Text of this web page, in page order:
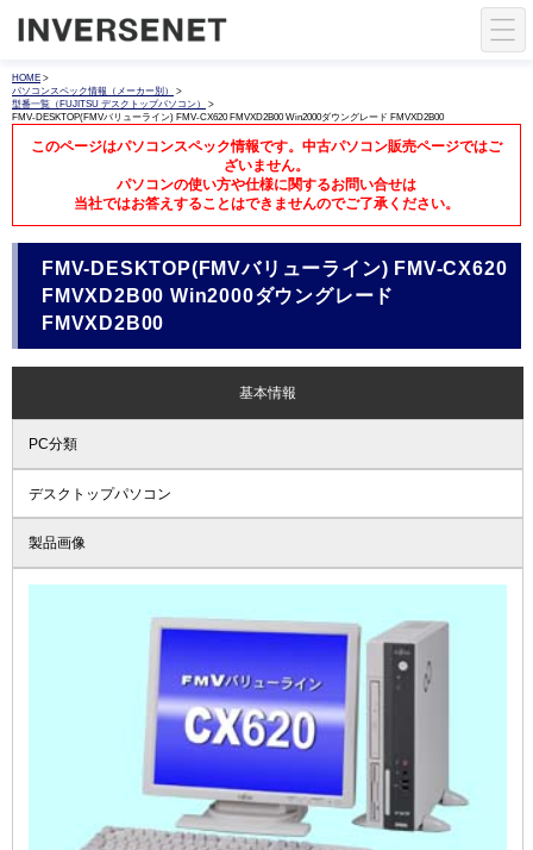
HOME >
パソコンスペック情報（メーカー別）
>
型番一覧（FUJITSU デスクトップパソコン）
>
FMV-DESKTOP(FMVバリューライン) FMV-CX620 FMVXD2B00 Win2000ダウングレード FMVXD2B00
このページはパソコンスペック情報です。中古パソコン販売ページではご
ざいません。
パソコンの使い方や仕様に関するお問い合せは
当社ではお答えすることはできませんのでご了承ください。
FMV-DESKTOP(FMVバリューライン) FMV-CX620
FMVXD2B00 Win2000ダウングレード
FMVXD2B00
基本情報
PC分類
デスクトップパソコン
製品画像